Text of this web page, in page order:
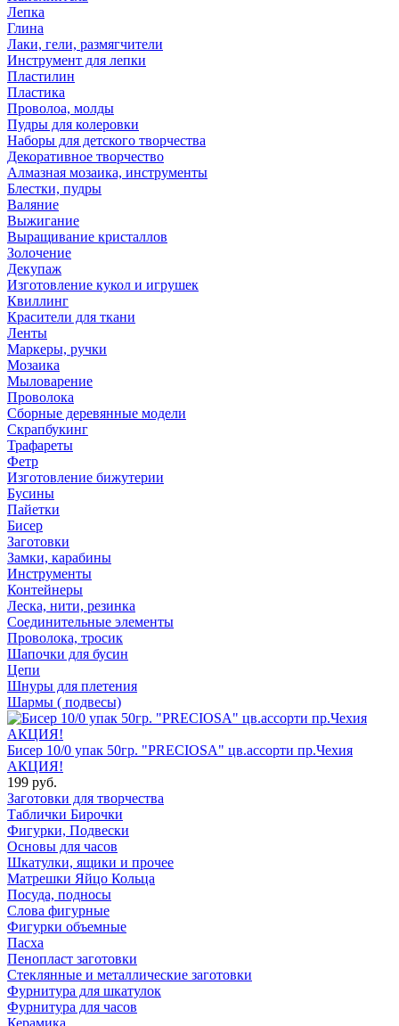
Лепка
Глина
Лаки, гели, размягчители
Инструмент для лепки
Пластилин
Пластика
Проволоа, молды
Пудры для колеровки
Наборы для детского творчества
Декоративное творчество
Алмазная мозаика, инструменты
Блестки, пудры
Валяние
Выжигание
Выращивание кристаллов
Золочение
Декупаж
Изготовление кукол и игрушек
Квиллинг
Красители для ткани
Ленты
Маркеры, ручки
Мозаика
Мыловарение
Проволока
Сборные деревянные модели
Скрапбукинг
Трафареты
Фетр
Изготовление бижутерии
Бусины
Пайетки
Бисер
Заготовки
Замки, карабины
Инструменты
Контейнеры
Леска, нити, резинка
Соединительные элементы
Проволока, тросик
Шапочки для бусин
Цепи
Шнуры для плетения
Шармы ( подвесы)
Бисер 10/0 упак 50гр. "PRECIOSA" цв.ассорти пр.Чехия
АКЦИЯ!
199 руб.
Заготовки для творчества
Таблички Бирочки
Фигурки, Подвески
Основы для часов
Шкатулки, ящики и прочее
Матрешки Яйцо Кольца
Посуда, подносы
Слова фигурные
Фигурки объемные
Пасха
Пенопласт заготовки
Стеклянные и металлические заготовки
Фурнитура для шкатулок
Фурнитура для часов
Керамика